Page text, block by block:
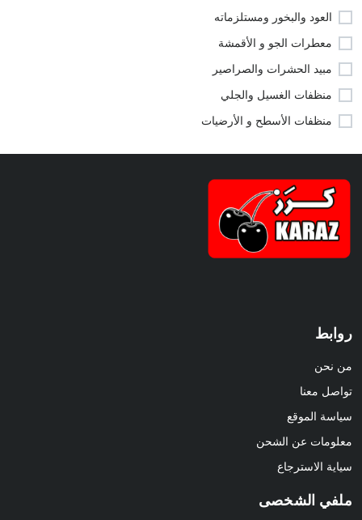
العود والبخور ومستلزماته
معطرات الجو و الأقمشة
مبيد الحشرات والصراصير
منظفات الغسيل والجلي
منظفات الأسطح و الأرضيات
روابط
من نحن
تواصل معنا
سياسة الموقع
معلومات عن الشحن
سياية الاسترجاع
ملفي الشخصى